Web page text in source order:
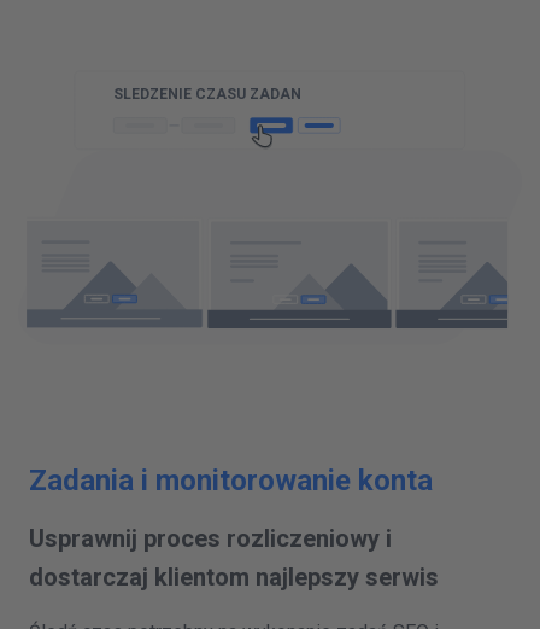
Zadania i monitorowanie konta
Usprawnij proces rozliczeniowy i
dostarczaj klientom najlepszy serwis
SLEDZENIE CZASU ZADAN